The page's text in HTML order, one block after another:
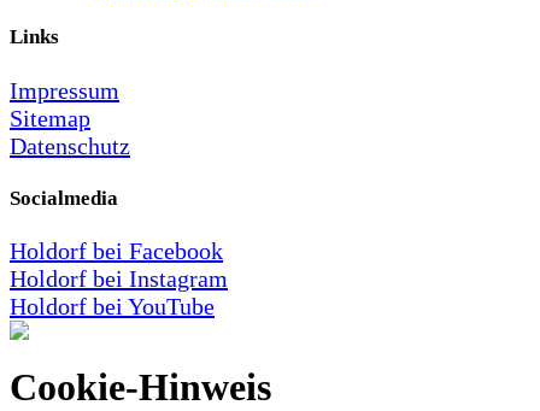
Links
Impressum
Sitemap
Datenschutz
Socialmedia
Holdorf bei Facebook
Holdorf bei Instagram
Holdorf bei YouTube
Cookie-Hinweis